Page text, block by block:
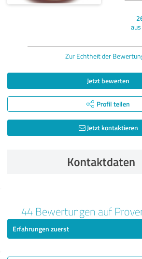
aus
Zur Echtheit der
Jetzt bewerten
Profil teilen
Jetzt kontaktieren
Kontaktdaten
5,00 von 5
44 Bewertungen auf
Erfahrungen zuerst